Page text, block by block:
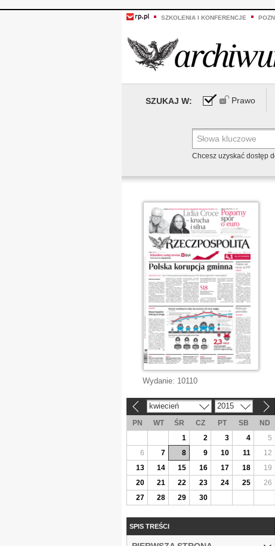
SZKOLENIA I KONFERENCJE
SZUKAJ W: Prawo
Chcesz uzyskać dostęp
Wydanie: 10110
kwiecień 2015
PN WT ŚR CZ PT SB
ND
1
2 3 4
5
6
7 8 9 10 11
12
13
14 15 16 17 18
19
20
21 22 23 24 25
26
27
28 29 30
SPIS TREŚCI